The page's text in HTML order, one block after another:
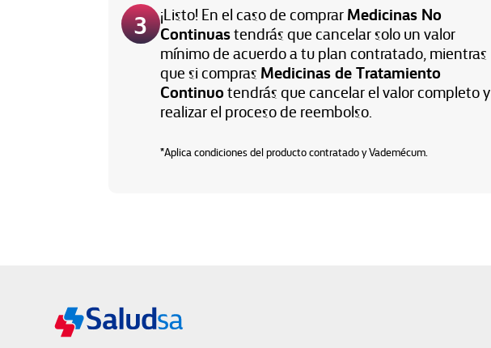
3 ¡Listo! En el caso de comprarMedicinas No
Continuastendrás que cancelar solo un valor
mínimo de acuerdo a tu plan contratado, mientras
que si compras Medicinas de Tratamiento
Continuotendrás que cancelar el valor completo y
realizar el proceso de reembolso.
*Aplica condiciones del producto contratado y Vademécum.